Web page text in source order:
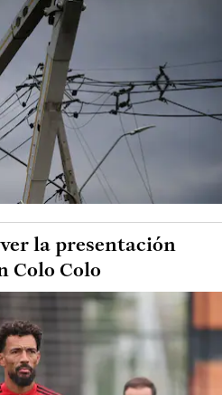
la presentación
Colo Colo